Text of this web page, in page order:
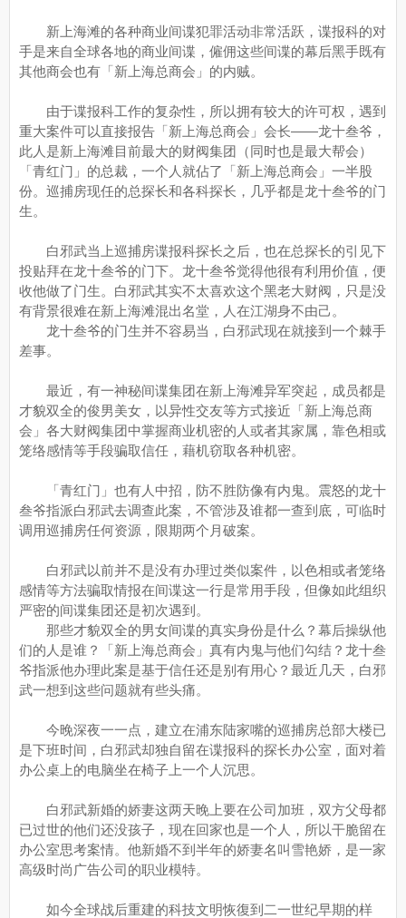
新上海滩的各种商业间谍犯罪活动非常活跃，谍报科的对
手是来自全球各地的商业间谍，僱佣这些间谍的幕后黑手既有
其他商会也有「新上海总商会」的内贼。
由于谍报科工作的复杂性，所以拥有较大的许可权，遇到
重大案件可以直接报告「新上海总商会」会长——龙十叁爷，
此人是新上海滩目前最大的财阀集团（同时也是最大帮会）
「青红门」的总裁，一个人就佔了「新上海总商会」一半股
份。巡捕房现任的总探长和各科探长，几乎都是龙十叁爷的门
生。
白邪武当上巡捕房谍报科探长之后，也在总探长的引见下
投贴拜在龙十叁爷的门下。龙十叁爷觉得他很有利用价值，便
收他做了门生。白邪武其实不太喜欢这个黑老大财阀，只是没
有背景很难在新上海滩混出名堂，人在江湖身不由己。
龙十叁爷的门生并不容易当，白邪武现在就接到一个棘手
差事。
最近，有一神秘间谍集团在新上海滩异军突起，成员都是
才貌双全的俊男美女，以异性交友等方式接近「新上海总商
会」各大财阀集团中掌握商业机密的人或者其家属，靠色相或
笼络感情等手段骗取信任，藉机窃取各种机密。
「青红门」也有人中招，防不胜防像有内鬼。震怒的龙十
叁爷指派白邪武去调查此案，不管涉及谁都一查到底，可临时
调用巡捕房任何资源，限期两个月破案。
白邪武以前并不是没有办理过类似案件，以色相或者笼络
感情等方法骗取情报在间谍这一行是常用手段，但像如此组织
严密的间谍集团还是初次遇到。
那些才貌双全的男女间谍的真实身份是什么？幕后操纵他
们的人是谁？「新上海总商会」真有内鬼与他们勾结？龙十叁
爷指派他办理此案是基于信任还是别有用心？最近几天，白邪
武一想到这些问题就有些头痛。
今晚深夜一一点，建立在浦东陆家嘴的巡捕房总部大楼已
是下班时间，白邪武却独自留在谍报科的探长办公室，面对着
办公桌上的电脑坐在椅子上一个人沉思。
白邪武新婚的娇妻这两天晚上要在公司加班，双方父母都
已过世的他们还没孩子，现在回家也是一个人，所以干脆留在
办公室思考案情。他新婚不到半年的娇妻名叫雪艳娇，是一家
高级时尚广告公司的职业模特。
如今全球战后重建的科技文明恢復到二一世纪早期的样